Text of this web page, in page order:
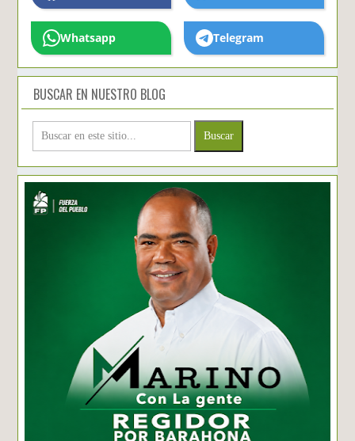
Whatsapp Telegram
BUSCAR EN NUESTRO BLOG